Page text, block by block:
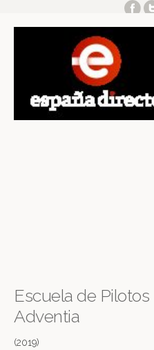
Escuela de Pilotos
Adventia
(2019)